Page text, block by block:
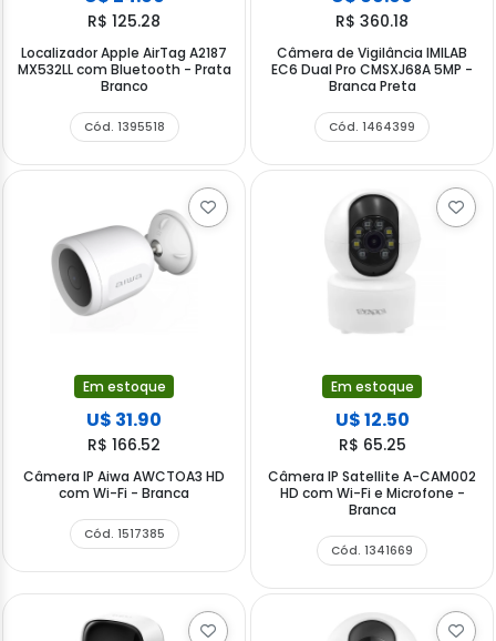
R$ 125.28
Localizador Apple AirTag A2187
MX532LL com Bluetooth - Prata
Branco
Cód. 1395518
R$ 360.18
Câmera de Vigilância IMILAB
EC6 Dual Pro CMSXJ68A 5MP -
Branca Preta
Cód. 1464399
Em estoque
U$ 31.90
R$ 166.52
Câmera IP Aiwa AWCTOA3 HD
com Wi-Fi - Branca
Cód. 1517385
Em estoque
U$ 12.50
R$ 65.25
Câmera IP Satellite A-CAM002
HD com Wi-Fi e Microfone -
Branca
Cód. 1341669